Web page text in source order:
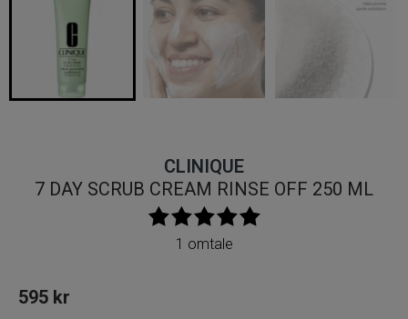
CLINIQUE
7 DAY SCRUB CREAM RINSE OFF 250 ML
1 omtale
595 kr